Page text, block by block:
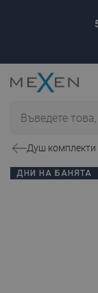
Душ комплекти
ДНИ НА БАНЯТА